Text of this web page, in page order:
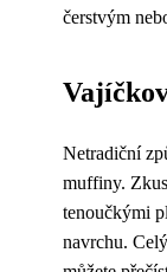
čerstvým
Netradiční
muffiny.
tenoučkými
navrchu.